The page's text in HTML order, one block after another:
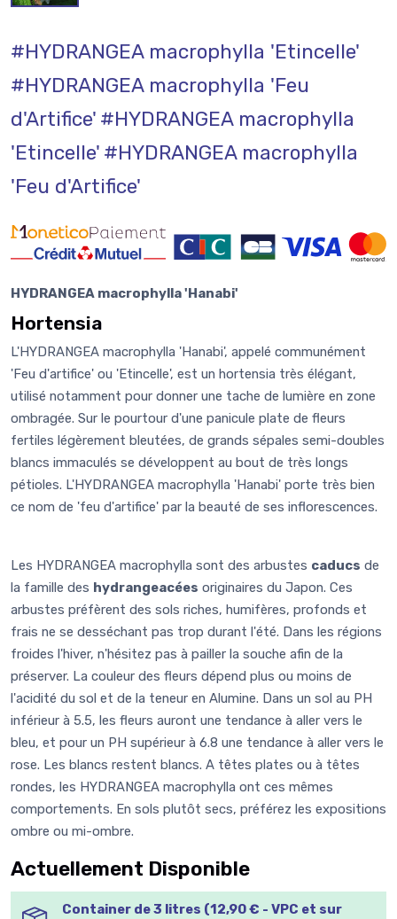
#HYDRANGEA macrophylla 'Etincelle'
#HYDRANGEA macrophylla 'Feu
d'Artifice' #HYDRANGEA macrophylla
'Etincelle' #HYDRANGEA macrophylla
'Feu d'Artifice'
HYDRANGEA macrophylla 'Hanabi'
Hortensia
L'HYDRANGEA macrophylla 'Hanabi', appelé communément
'Feu d'artifice' ou 'Etincelle', est un hortensia très élégant,
utilisé notamment pour donner une tache de lumière en zone
ombragée. Sur le pourtour d'une panicule plate de fleurs
fertiles légèrement bleutées, de grands sépales semi-doubles
blancs immaculés se développent au bout de très longs
pétioles. L'HYDRANGEA macrophylla 'Hanabi' porte très bien
ce nom de 'feu d'artifice' par la beauté de ses inflorescences.
Les HYDRANGEA macrophylla sont des arbustes caducs de
la famille des hydrangeacées originaires du Japon. Ces
arbustes préfèrent des sols riches, humifères, profonds et
frais ne se desséchant pas trop durant l'été. Dans les régions
froides l'hiver, n'hésitez pas à pailler la souche afin de la
préserver. La couleur des fleurs dépend plus ou moins de
l'acidité du sol et de la teneur en Alumine. Dans un sol au PH
inférieur à 5.5, les fleurs auront une tendance à aller vers le
bleu, et pour un PH supérieur à 6.8 une tendance à aller vers le
rose. Les blancs restent blancs. A têtes plates ou à têtes
rondes, les HYDRANGEA macrophylla ont ces mêmes
comportements. En sols plutôt secs, préférez les expositions
ombre ou mi-ombre.
Actuellement Disponible
Container de 3 litres (12,90 € - VPC et sur